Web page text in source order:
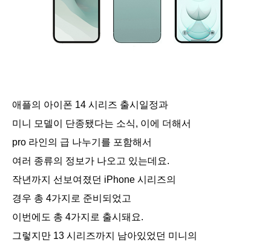
애플의 아이폰 14 시리즈 출시일정과
미니 모델이 단종됐다는 소식, 이에 더해서
pro 라인의 급 나누기를 포함해서
여러 종류의 정보가 나오고 있는데요.
작년까지 선보여졌던 iPhone 시리즈의
경우 총 4가지로 준비되었고
이번에도 총 4가지로 출시돼요.
그렇지만 13 시리즈까지 남아있었던 미니의